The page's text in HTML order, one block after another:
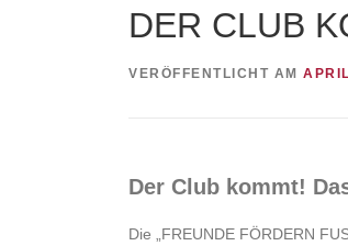
DER CLUB
VERÖFFENTLICHT AM
Der Club kommt!
Die „FREUNDE FÖRDERN